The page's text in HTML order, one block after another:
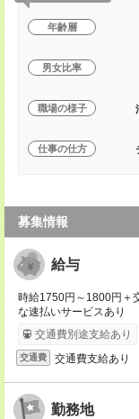
年齢層
男女比率
職場の様子
仕事の仕方
募集情報
給与
時給1750円～1800円
な速払いサービスあり
交通費別途支給あり
交通費 交通費支給あり
勤務地